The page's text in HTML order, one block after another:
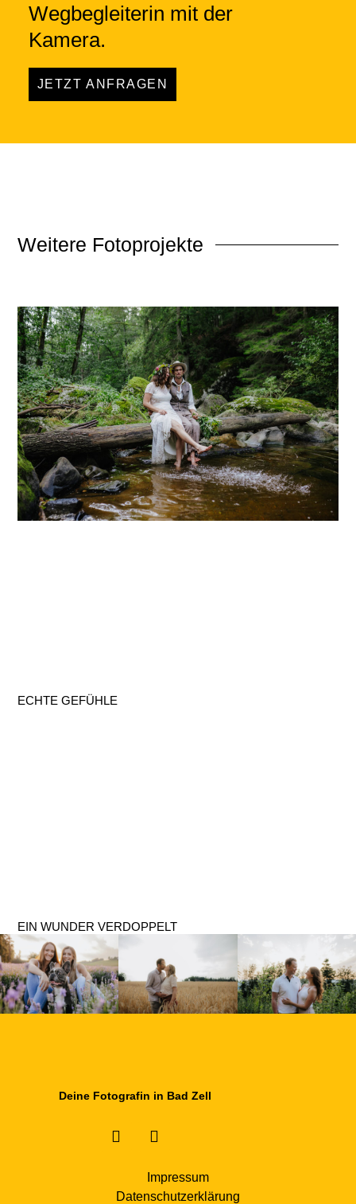
Wegbegleiterin mit der
Kamera.
JETZT ANFRAGEN
Weitere Fotoprojekte
ECHTE GEFÜHLE
EIN WUNDER VERDOPPELT
Deine Fotografin in Bad Zell
Impressum
Datenschutzerklärung